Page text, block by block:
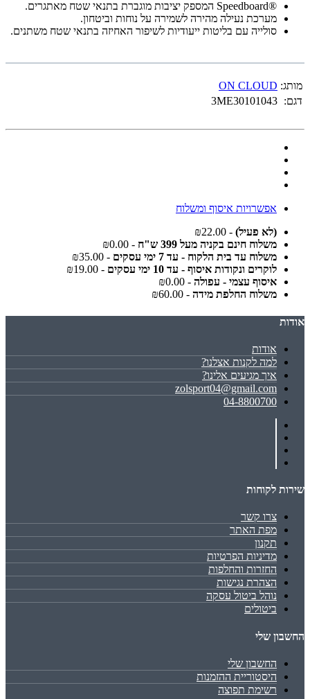
®Speedboard המספק יציבות מוגברת בתנאי שטח מאתגרים.
מערכת נעילה מהירה לשמירה על נוחות וביטחון.
סולייה עם בליטות ייעודיות לשיפור האחיזה בתנאי שטח משתנים.
מותג: ON CLOUD
דגם: 3ME30101043
אפשרויות איסוף ומשלוח
(לא פעיל) - ₪22.00
משלוח חינם בקניה מעל 399 ש"ח
- ₪0.00
משלוח עד בית הלקוח - עד 7 ימי עסקים
- ₪35.00
לוקרים ונקודות איסוף - עד 10 ימי עסקים
- ₪19.00
איסוף עצמי - עפולה - ₪0.00
משלוח החלפת מידה - ₪60.00
אודות
אודות
למה לקנות אצלנו?
איך מגיעים אלינו?
zolsport04@gmail.com
04-8800700
שירות לקוחות
צרו קשר
מפת האתר
תקנון
מדיניות הפרטיות
החזרות והחלפות
הצהרת נגישות
נוהל ביטול עסקה
ביטולים
החשבון שלי
החשבון שלי
היסטוריית ההזמנות
רשימת תפוצה